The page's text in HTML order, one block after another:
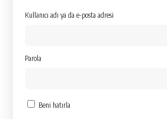
Kullanıcı adı ya da e-posta adresi
Parola
Beni hatırla